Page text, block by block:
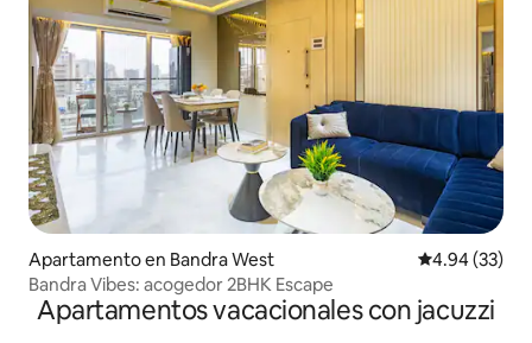
Apartamento en Bandra West Calificación
4.94 (33)
Bandra Vibes: acogedor 2BHK Escape
Apartamentos vacacionales con jacuzzi